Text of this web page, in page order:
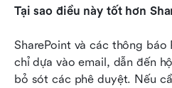
Tại sao điều này tốt hơn
SharePoint và các thông
chỉ dựa vào email, dẫn đến
bỏ sót các phê duyệt. Nếu